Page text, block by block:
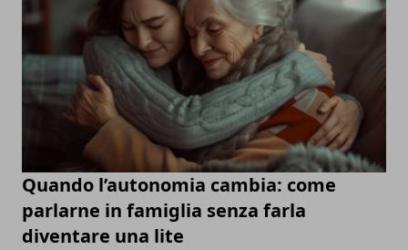
Quando l’autonomia cambia: come
parlarne in famiglia senza farla
diventare una lite